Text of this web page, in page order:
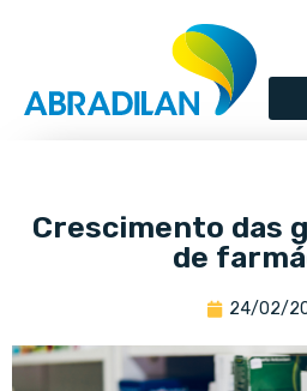
Crescimento das
de
24/02/